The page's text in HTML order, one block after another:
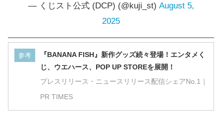
— くじスト公式 (DCP) (@kuji_st) August 5,
2025
参考
『BANANA FISH』新作グッズ続々登場！エンタメく
じ、ウエハース、POP UP STOREを展開！
プレスリリース・ニュースリリース配信シェアNo.1｜
PR TIMES